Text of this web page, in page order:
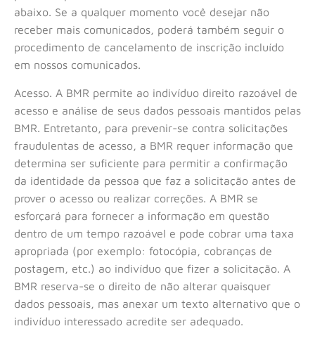
abaixo. Se a qualquer momento você desejar não
receber mais comunicados, poderá também seguir o
procedimento de cancelamento de inscrição incluído
em nossos comunicados.
Acesso. A BMR permite ao indivíduo direito razoável de
acesso e análise de seus dados pessoais mantidos pelas
BMR. Entretanto, para prevenir-se contra solicitações
fraudulentas de acesso, a BMR requer informação que
determina ser suficiente para permitir a confirmação
da identidade da pessoa que faz a solicitação antes de
prover o acesso ou realizar correções. A BMR se
esforçará para fornecer a informação em questão
dentro de um tempo razoável e pode cobrar uma taxa
apropriada (por exemplo: fotocópia, cobranças de
postagem, etc.) ao indivíduo que fizer a solicitação. A
BMR reserva-se o direito de não alterar quaisquer
dados pessoais, mas anexar um texto alternativo que o
indivíduo interessado acredite ser adequado.